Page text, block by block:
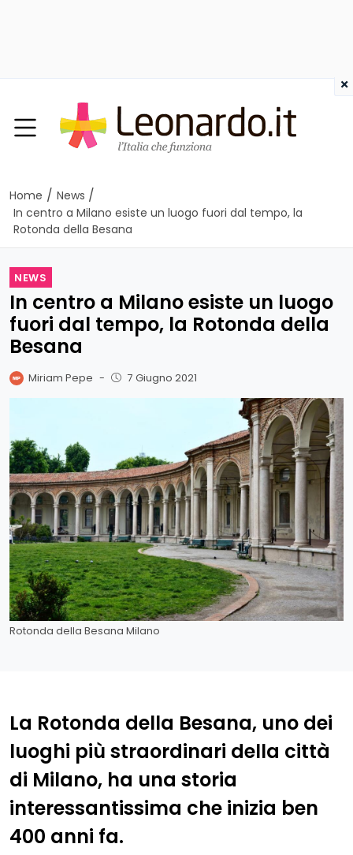
Home / News /
In centro a Milano esiste un luogo fuori dal tempo, la
Rotonda della Besana
NEWS
In centro a Milano esiste un luogo
fuori dal tempo, la Rotonda della
Besana
Miriam Pepe - 7 Giugno 2021
Rotonda della Besana Milano
La Rotonda della Besana, uno dei
luoghi più straordinari della città
di Milano, ha una storia
interessantissima che inizia ben
400 anni fa.
×